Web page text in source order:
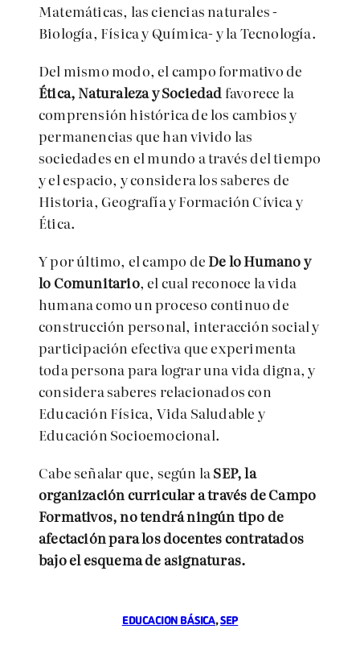
Matemáticas, las ciencias naturales -
Biología, Física y Química- y la Tecnología.
Del mismo modo, el campo formativo de
Ética, Naturaleza y Sociedad favorece la
comprensión histórica de los cambios y
permanencias que han vivido las
sociedades en el mundo a través del tiempo
y el espacio, y considera los saberes de
Historia, Geografía y Formación Cívica y
Ética.
Y por último, el campo de De lo Humano y
lo Comunitario, el cual reconoce la vida
humana como un proceso continuo de
construcción personal, interacción social y
participación efectiva que experimenta
toda persona para lograr una vida digna, y
considera saberes relacionados con
Educación Física, Vida Saludable y
Educación Socioemocional.
Cabe señalar que, según laSEP,la
organización curricular a través de Campo
Formativos, no tendrá ningún tipo de
afectación para los docentes contratados
bajo el esquema de asignaturas.
EDUCACION BÁSICA, SEP